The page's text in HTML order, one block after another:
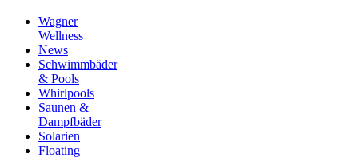
Wagner
Wellness
News
Schwimmbäder
& Pools
Whirlpools
Saunen &
Dampfbäder
Solarien
Floating